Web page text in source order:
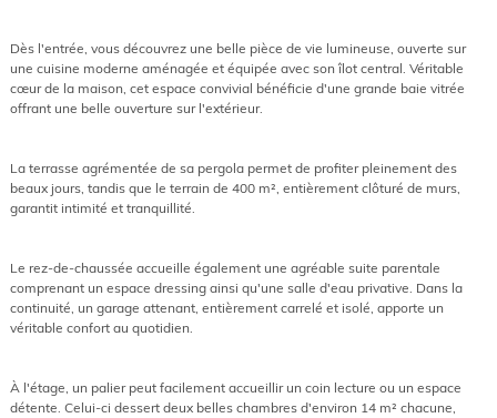
Dès l'entrée, vous découvrez une belle pièce de vie lumineuse, ouverte sur
une cuisine moderne aménagée et équipée avec son îlot central. Véritable
cœur de la maison, cet espace convivial bénéficie d'une grande baie vitrée
offrant une belle ouverture sur l'extérieur.
La terrasse agrémentée de sa pergola permet de profiter pleinement des
beaux jours, tandis que le terrain de 400 m², entièrement clôturé de murs,
garantit intimité et tranquillité.
Le rez-de-chaussée accueille également une agréable suite parentale
comprenant un espace dressing ainsi qu'une salle d'eau privative. Dans la
continuité, un garage attenant, entièrement carrelé et isolé, apporte un
véritable confort au quotidien.
À l'étage, un palier peut facilement accueillir un coin lecture ou un espace
détente. Celui-ci dessert deux belles chambres d'environ 14 m² chacune,